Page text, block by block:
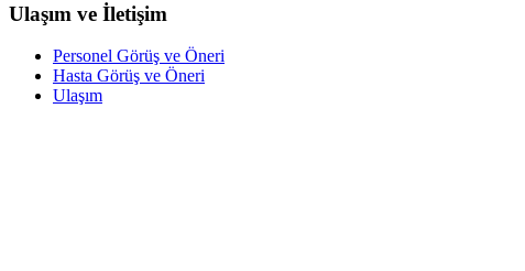
Ulaşım ve İletişim
Personel Görüş ve Öneri
Hasta Görüş ve Öneri
Ulaşım